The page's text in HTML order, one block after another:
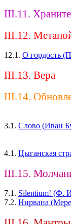
III.11.
III.12.
12.1. О гордость
III.13. Вера
III.14.
3.1. Слово (Иван
4.1. Цыганская
III.15.
7.1. Silentium! (Ф.
7.2. Нирвана